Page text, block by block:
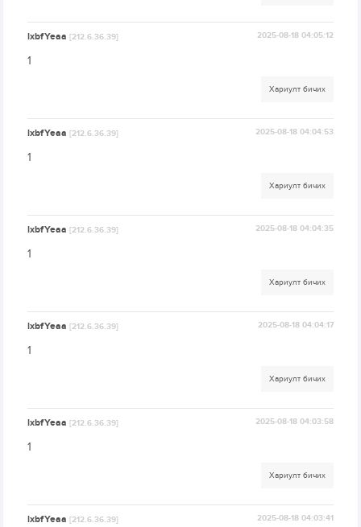
lxbfYeaa[212.6.36.39] 2025-08-18 04:05:12
1
Хариулт бичих
lxbfYeaa[212.6.36.39] 2025-08-18 04:04:53
1
Хариулт бичих
lxbfYeaa[212.6.36.39] 2025-08-18 04:04:35
1
Хариулт бичих
lxbfYeaa[212.6.36.39] 2025-08-18 04:04:17
1
Хариулт бичих
lxbfYeaa[212.6.36.39] 2025-08-18 04:03:58
1
Хариулт бичих
lxbfYeaa[212.6.36.39] 2025-08-18 04:03:41